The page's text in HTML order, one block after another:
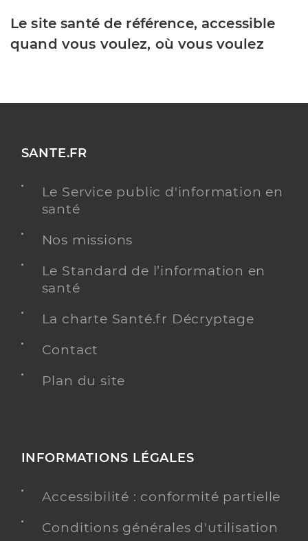
Le site santé de référence, accessible
quand vous voulez, où vous voulez
SANTE.FR
Le Service public d'information en
santé
Nos missions
Le Standard de l’information en
santé
La charte Santé.fr Décryptage
Contact
Plan du site
INFORMATIONS LÉGALES
Accessibilité : conformité partielle
Conditions générales d'utilisation